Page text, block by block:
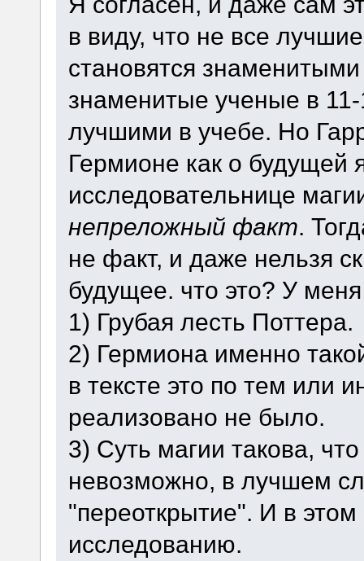
в виду, что не все
становятся
знаменитые ученые в
лучшими в учебе. Но
Гермионе как о будущей
исследовательнице
непреложный факт.
не факт, и даже нельзя
будущее. что это? У
1) Грубая лесть Поттера.
2) Гермиона именно
в тексте это по тем или
реализовано не было.
3) Суть магии такова,
невозможно, в лучшем
"переоткрытие". И в
исследованию.